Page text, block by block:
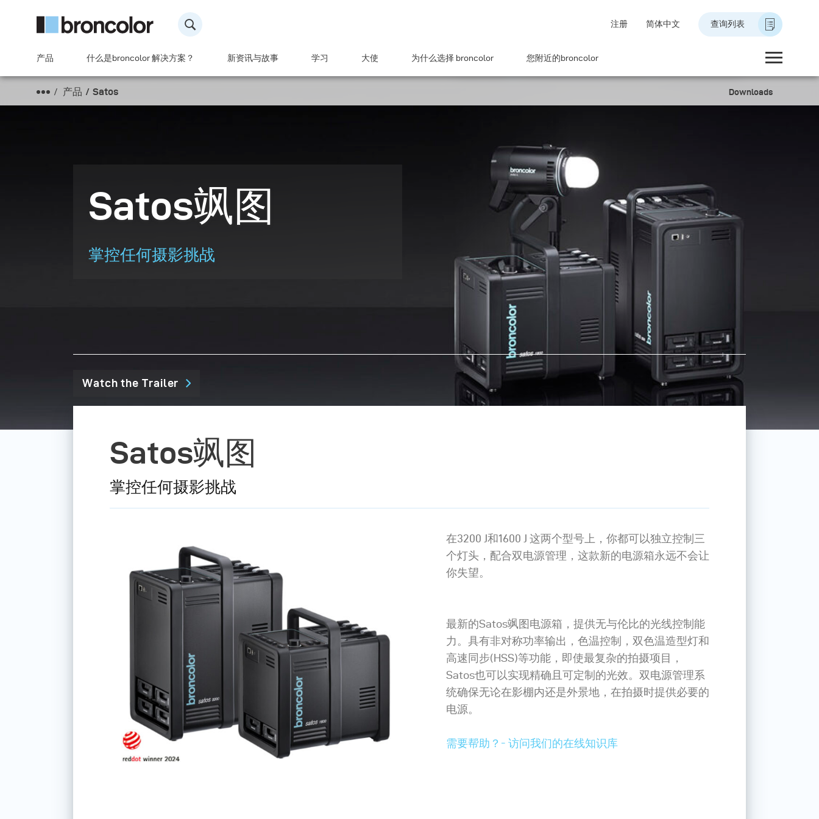
注册 简体中文 查询列表
产品 什么是broncolor 解决方案？ 新资讯与故事 学习 大使 为什么选择 broncolor 您附近的broncolor
产品 Satos Downloads
Satos飒图
掌控任何摄影挑战
Watch the Trailer
Satos飒图
掌控任何摄影挑战
在3200 J和1600 J 这两个型号上，你都可以独立控制三
个灯头，配合双电源管理，这款新的电源箱永远不会让
你失望。
最新的Satos飒图电源箱，提供无与伦比的光线控制能
力。具有非对称功率输出，色温控制，双色温造型灯和
高速同步(HSS)等功能，即使最复杂的拍摄项目，
Satos也可以实现精确且可定制的光效。双电源管理系
统确保无论在影棚内还是外景地，在拍摄时提供必要的
电源。
需要帮助？- 访问我们的在线知识库